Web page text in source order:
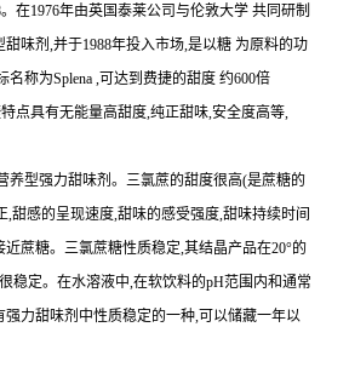
在1976年由英国泰莱公司与伦敦大学 共同研制
味剂,并于1988年投入市场,是以糖 为原料的功
名称为Splena ,可达到费捷的甜度 约600倍
点具有无能量高甜度,纯正甜味,安全度高等,
养型强力甜味剂。三氯蔗的甜度很高(是蔗糖的
,甜感的呈现速度,甜味的感受强度,甜味持续时间
蔗糖。三氯蔗糖性质稳定,其结晶产品在20°的
稳定。在水溶液中,在软饮料的pH范围内和通常
强力甜味剂中性质稳定的一种,可以储藏一年以